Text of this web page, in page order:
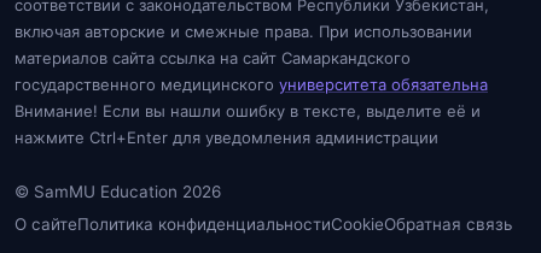
соответствии с законодательством Республики Узбекистан,
включая авторские и смежные права. При использовании
материалов сайта ссылка на сайт Самаркандского
государственного медицинского университета обязательна
Внимание! Если вы нашли ошибку в тексте, выделите её и
нажмите Ctrl+Enter для уведомления администрации
© SamMU Education 2026
О сайтеПолитика конфиденциальностиCookieОбратная связь